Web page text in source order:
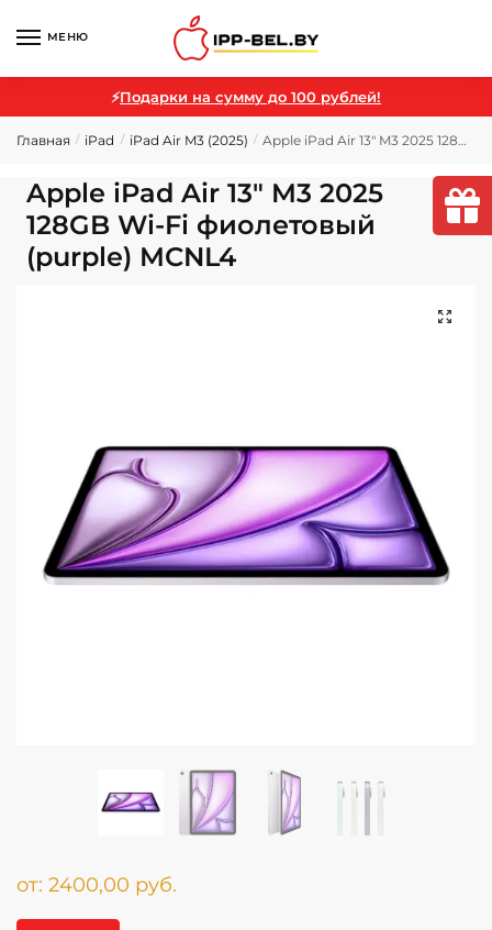
МЕНЮ
⚡Подарки на сумму до 100 рублей!
Главная / iPad / iPad Air M3 (2025) / Apple iPad Air 13″ M3 2025 128GB Wi-Fi фиолетовый (purple) MCNL4
Apple iPad Air 13″ M3 2025
128GB Wi-Fi фиолетовый
(purple) MCNL4
🔍
от: 2400,00 руб.